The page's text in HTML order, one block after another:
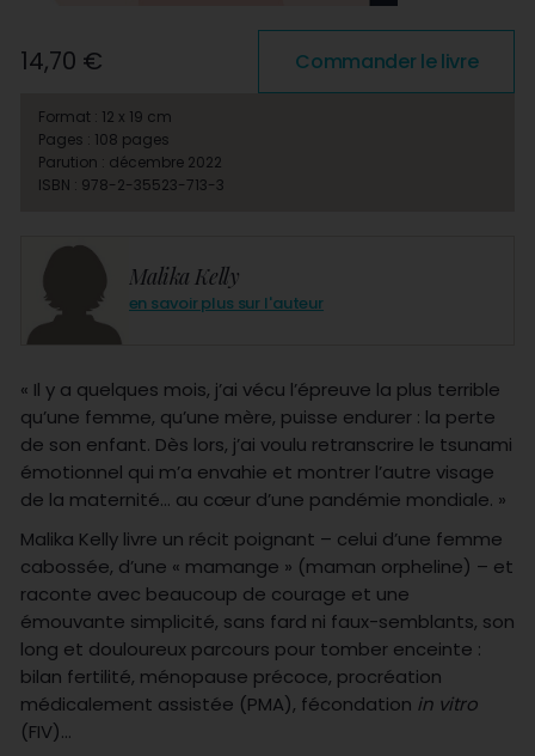
Malika Kelly
en savoir plus sur l'auteur
« Il y a quelques mois, j’ai vécu l’épreuve la plus terrible
qu’une femme, qu’une mère, puisse endurer : la perte
de son enfant. Dès lors, j’ai voulu retranscrire le tsunami
émotionnel qui m’a envahie et montrer l’autre visage
de la maternité… au cœur d’une pandémie mondiale. »
Malika Kelly livre un récit poignant – celui d’une femme
cabossée, d’une « mamange » (maman orpheline) – et
raconte avec beaucoup de courage et une
émouvante simplicité, sans fard ni faux-semblants, son
long et douloureux parcours pour tomber enceinte :
bilan fertilité, ménopause précoce, procréation
médicalement assistée (PMA), fécondation in vitro
(FIV)…
14,70 € Commander le livre
Format : 12 x 19 cm
Pages : 108 pages
Parution : décembre 2022
ISBN : 978-2-35523-713-3